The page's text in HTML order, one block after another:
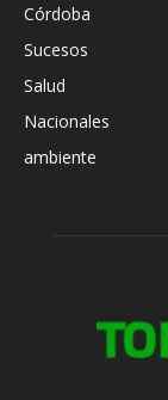
Córdoba
Sucesos
Salud
Nacionales
ambiente